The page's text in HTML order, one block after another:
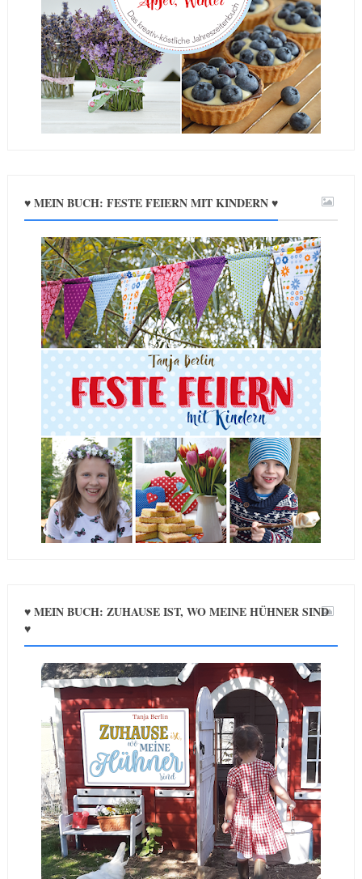
♥ MEIN BUCH: FESTE FEIERN MIT KINDERN ♥
♥ MEIN BUCH: ZUHAUSE IST, WO MEINE HÜHNER SIND
♥